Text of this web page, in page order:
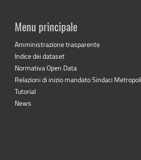
Menu principale
Amministrazione trasparente
Indice dei dataset
Normativa Open Data
Relazioni di inizio mandato Sindaci
Tutorial
News